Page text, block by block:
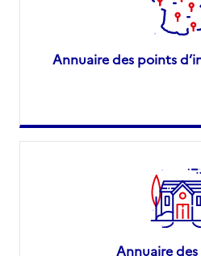
Annuaire des points
Annuaire des